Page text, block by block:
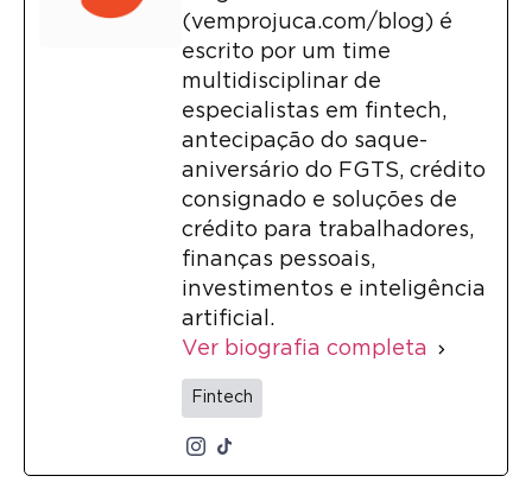
(vemprojuca.com/blog) é
escrito por um time
multidisciplinar de
especialistas em fintech,
antecipação do saque-
aniversário do FGTS, crédito
consignado e soluções de
crédito para trabalhadores,
finanças pessoais,
investimentos e inteligência
artificial.
Ver biografia completa
Fintech